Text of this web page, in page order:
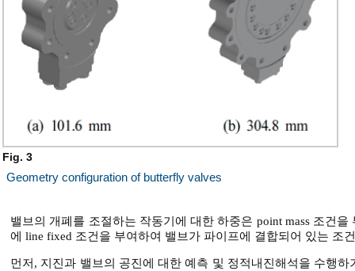
Fig. 3
Geometry configuration of butterfly valves
밸브의 개폐를 조절하는 작동기에 대한 하중은 point mass 조건
에 line fixed 조건을 부여하여 밸브가 파이프에 결합되어 있는 조
먼저, 지진과 밸브의 공진에 대한 예측 및 정적내진해석을 수행